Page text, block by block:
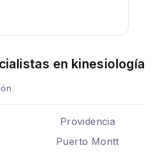
en kinesiología
Providencia
Puerto Montt